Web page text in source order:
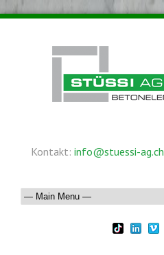
Kontakt: info@stuessi-ag.ch